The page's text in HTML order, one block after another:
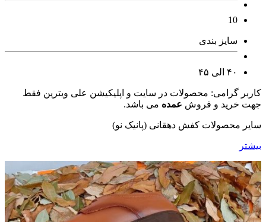
10
سایز بندی
۴۰ الی ۴۵
کاربر گرامی: محصولات در سایت و اپلیکیشن علی ویترین فقط
جهت خرید و فروش عمده می باشد.
سایر محصولات کفش دهقانی (پانیک نو)
بیشتر